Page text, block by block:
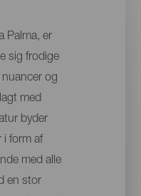
Palma, er
sig frodige
og
med
byder
i form af
med alle
en stor